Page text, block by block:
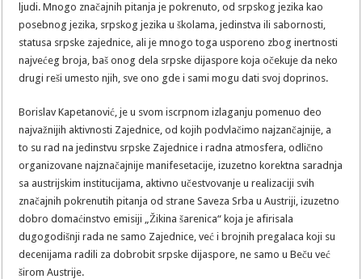
ljudi. Mnogo značajnih pitanja je pokrenuto, od srpskog jezika kao
posebnog jezika, srpskog jezika u školama, jedinstva ili sabornosti,
statusa srpske zajednice, ali je mnogo toga usporeno zbog inertnosti
najvećeg broja, baš onog dela srpske dijaspore koja očekuje da neko
drugi reši umesto njih, sve ono gde i sami mogu dati svoj doprinos.
Borislav Kapetanović, je u svom iscrpnom izlaganju pomenuo deo
najvažnijih aktivnosti Zajednice, od kojih podvlačimo najzančajnije, a
to su rad na jedinstvu srpske Zajednice i radna atmosfera, odlično
organizovane najznačajnije manifesetacije, izuzetno korektna saradnja
sa austrijskim institucijama, aktivno učestvovanje u realizaciji svih
značajnih pokrenutih pitanja od strane Saveza Srba u Austriji, izuzetno
dobro domaćinstvo emisiji „Žikina šarenica“ koja je afirisala
dugogodišnji rada ne samo Zajednice, već i brojnih pregalaca koji su
decenijama radili za dobrobit srpske dijaspore, ne samo u Beču već
širom Austrije.